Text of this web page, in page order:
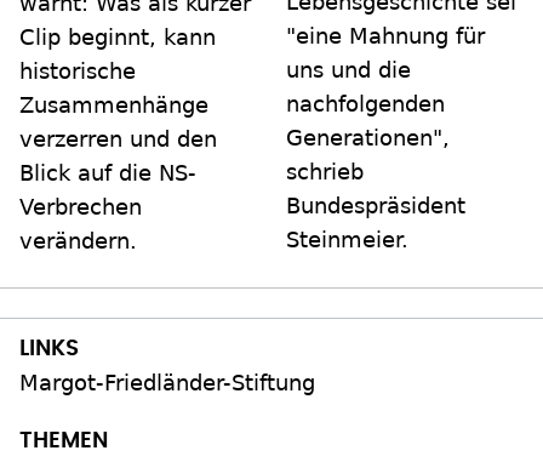
Clip beginnt, kann
historische
Zusammenhänge
verzerren und den
Blick auf die NS-
Verbrechen
verändern.
"eine Mahnung für
uns und die
nachfolgenden
Generationen",
schrieb
Bundespräsident
Steinmeier.
Margot-Friedländer-Stiftung